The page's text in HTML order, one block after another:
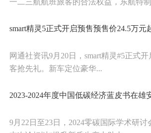
一二三航航班旅客的合法权益，东航特
smart精灵5正式开启预售预售价24.5万元
网通社资讯9月20日，smart精灵#5正式
客抢先礼。新车定位豪华...
2023-2024年度中国低碳经济蓝皮书在雄
9月22日至23日，2024零碳国际学术研